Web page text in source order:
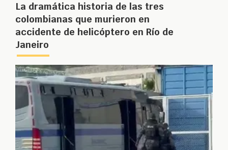
La dramática historia de las tres
colombianas que murieron en
accidente de helicóptero en Río de
Janeiro